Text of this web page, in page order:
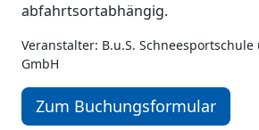
abfahrtsortabhängig.
Veranstalter: B.u.S.
GmbH
Zum Buchungsformular